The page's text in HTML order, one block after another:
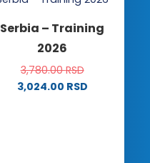
izabrane
na
stranici
proizvoda.
Serbia – Training
2026
3,780.00RSD
3,024.00 RSD